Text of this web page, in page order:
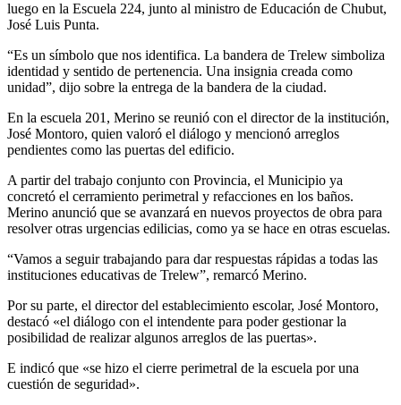
luego en la Escuela 224, junto al ministro de Educación de Chubut,
José Luis Punta.
“Es un símbolo que nos identifica. La bandera de Trelew simboliza
identidad y sentido de pertenencia. Una insignia creada como
unidad”, dijo sobre la entrega de la bandera de la ciudad.
En la escuela 201, Merino se reunió con el director de la institución,
José Montoro, quien valoró el diálogo y mencionó arreglos
pendientes como las puertas del edificio.
A partir del trabajo conjunto con Provincia, el Municipio ya
concretó el cerramiento perimetral y refacciones en los baños.
Merino anunció que se avanzará en nuevos proyectos de obra para
resolver otras urgencias edilicias, como ya se hace en otras escuelas.
“Vamos a seguir trabajando para dar respuestas rápidas a todas las
instituciones educativas de Trelew”, remarcó Merino.
Por su parte, el director del establecimiento escolar, José Montoro,
destacó «el diálogo con el intendente para poder gestionar la
posibilidad de realizar algunos arreglos de las puertas».
E indicó que «se hizo el cierre perimetral de la escuela por una
cuestión de seguridad».